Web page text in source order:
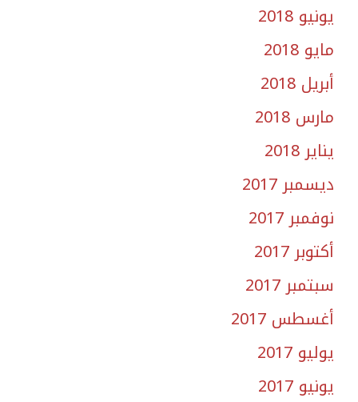
يونيو 2018
مايو 2018
أبريل 2018
مارس 2018
يناير 2018
ديسمبر 2017
نوفمبر 2017
أكتوبر 2017
سبتمبر 2017
أغسطس 2017
يوليو 2017
يونيو 2017